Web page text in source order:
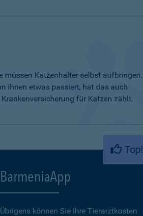
müssen Katzenhalter selbst aufbringen.
ihnen etwas passiert, hat das auch
für Katzen zählt.
Top!
BarmeniaApp
Übrigens können Sie Ihre Tierarztkosten